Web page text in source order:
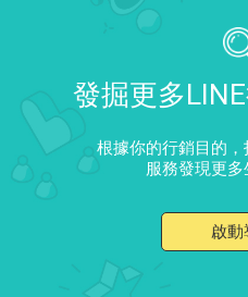
發掘更多
根據你的行銷目的
服務發現更
啟動